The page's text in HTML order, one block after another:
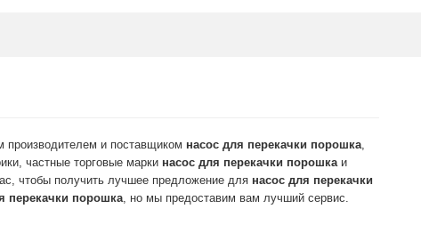
производителем и поставщиком насос для перекачки порошка
частные торговые марки насос для перекачки порошка и
чтобы получить лучшее предложение для насос для перекачки
перекачки порошка , но мы предоставим вам лучший сервис.